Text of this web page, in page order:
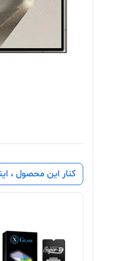
کنار این محصول ،